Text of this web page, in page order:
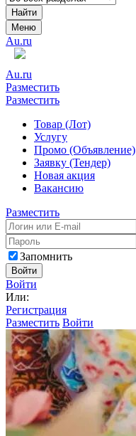
Найти
Меню
Au.ru
Au.ru
Разместить
Разместить
Товар (Лот)
Услугу
Промо (Объявление)
Заявку (Тендер)
Новая акция
Вакансию
Разместить
Запомнить
Войти
Войти
Или:
Регистрация
Разместить Войти